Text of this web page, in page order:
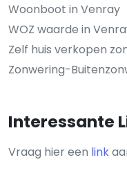
Woonboot in Venray
WOZ waarde in
Zelf huis verkopen
Zonwering-
Interessante
Vraag hier een link